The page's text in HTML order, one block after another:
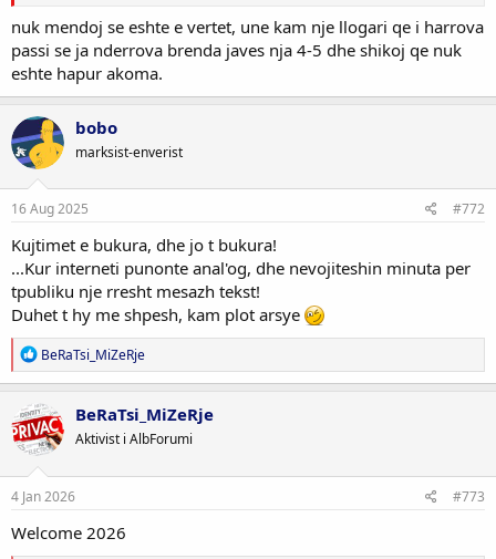
nuk mendoj se eshte e vertet, une kam nje llogari qe i harrova
passi se ja nderrova brenda javes nja 4-5 dhe shikoj qe nuk
eshte hapur akoma.
bobo
marksist-enverist
16 Aug 2025 #772
Kujtimet e bukura, dhe jo t bukura!
...Kur interneti punonte anal'og, dhe nevojiteshin minuta per
tpubliku nje rresht mesazh tekst!
Duhet t hy me shpesh, kam plot arsye
R
e
a
c
t
i
o
n
s
BeRaTsi_MiZeRje
BeRaTsi_MiZeRje
Aktivist i AlbForumi
4 Jan 2026 #773
Welcome 2026